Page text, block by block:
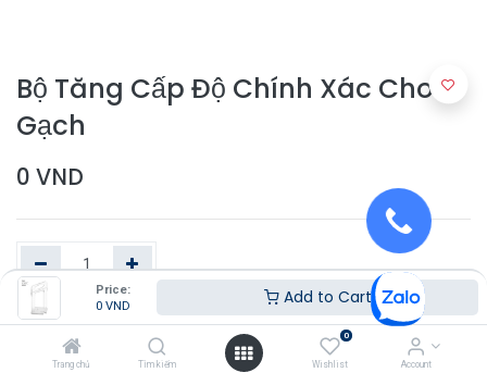
Price:
0 VND Add to Cart
Trang chủ Tìm kiếm
0
Wishlist Account
Bộ Tăng Cấp Độ Chính Xác Cho
Gạch
0 VND
Thêm vào giỏ hàng